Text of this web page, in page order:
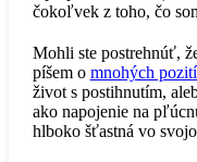
čokoľvek z toho, čo
Mohli ste postrehnúť,
píšem o mnohých
život s postihnutím,
ako napojenie na
hlboko šťastná vo